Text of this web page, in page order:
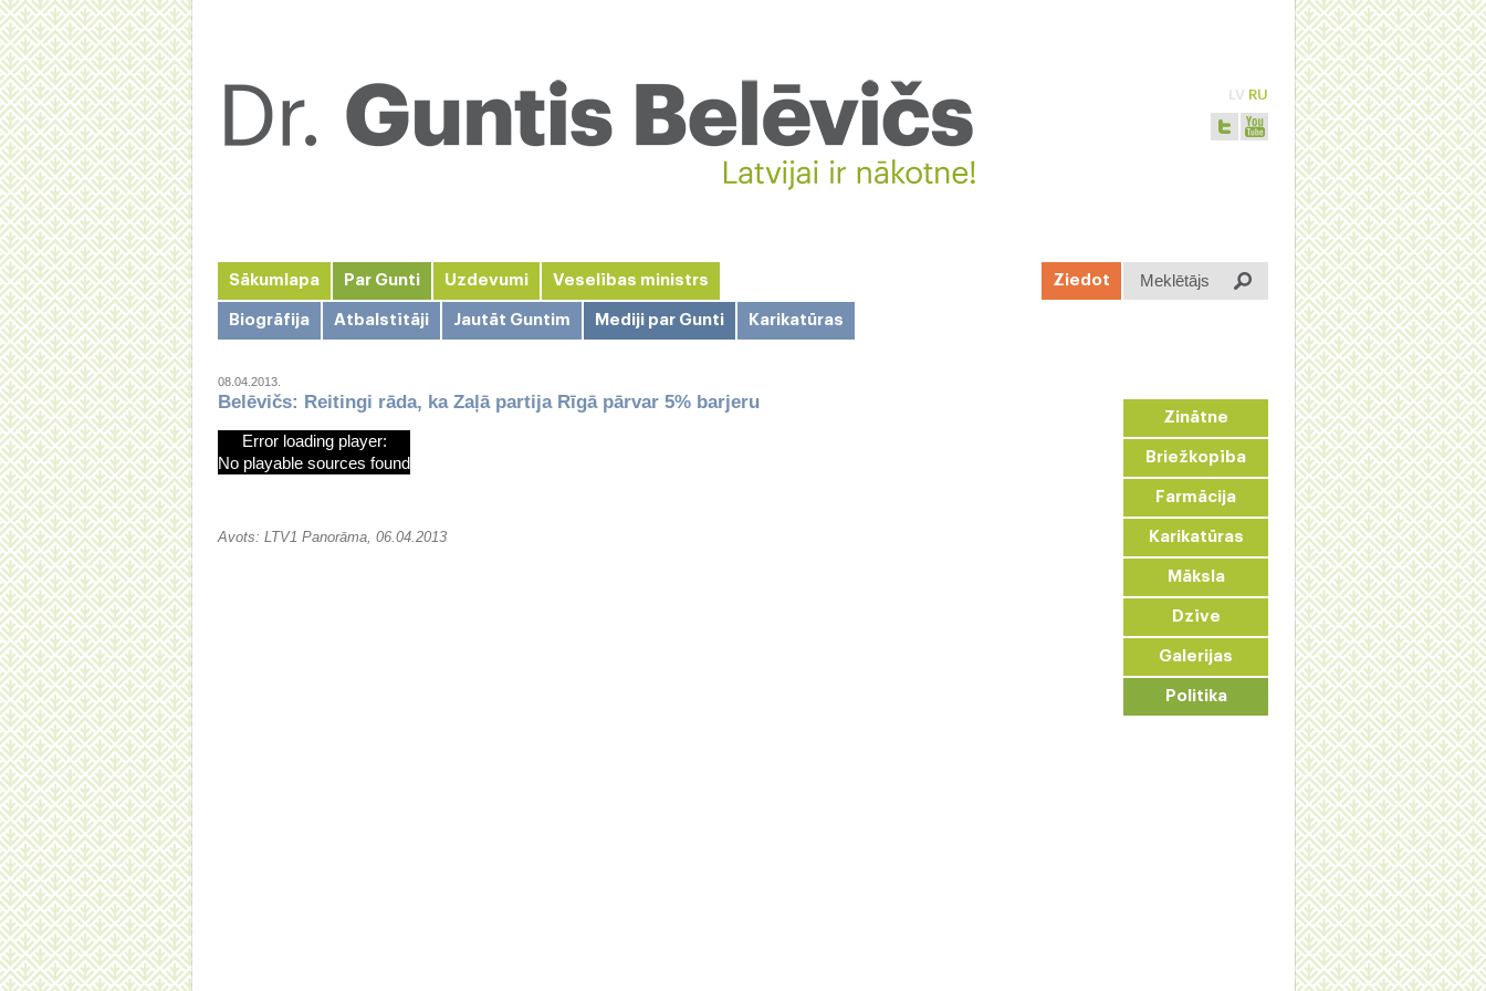
LV RU
Sākumlapa Par Gunti
Biogrāfija Atbalstītāji Jautāt Guntim Mediji par Gunti Karikatūras
Uzdevumi Veselības ministrs Ziedot Meklētājs
08.04.2013.
Belēvičs: Reitingi rāda, ka Zaļā partija Rīgā pārvar 5% barjeru
Error loading player:
No playable sources found
Avots: LTV1 Panorāma, 06.04.2013
Zinātne
Briežkopība
Farmācija
Karikatūras
Māksla
Dzīve
Galerijas
Politika